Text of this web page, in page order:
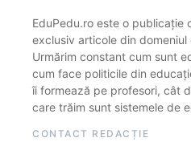
EduPedu.ro este o publicație
exclusiv articole din
Urmărim constant cum sunt
cum face politicile din
îi formează pe profesori, cât
care trăim sunt sistemele de
CONTACT REDACȚIE